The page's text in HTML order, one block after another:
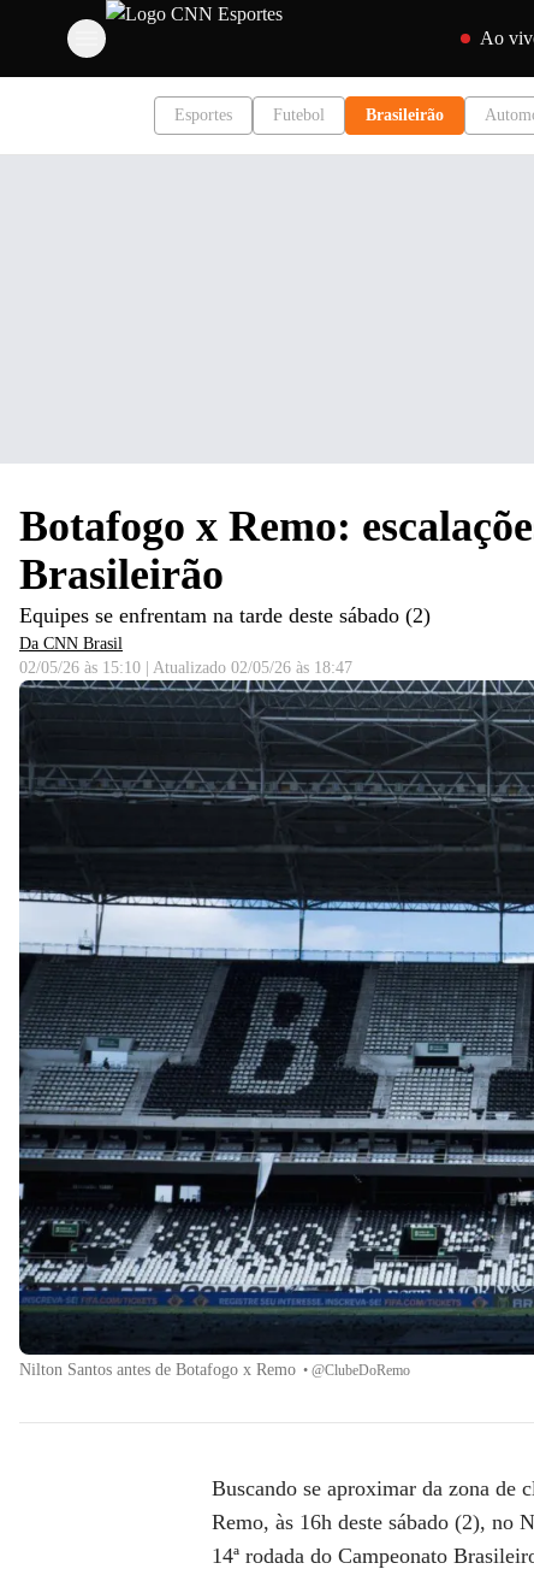
Pular para o
Ao
Esportes Futebol Brasileirão
Botafogo x Remo:
Brasileirão
Equipes se enfrentam na tarde deste sábado (2)
Da CNN Brasil
02/05/26 às 15:10
Atualizado 02/05/26 às 18:47
Nilton Santos antes de Botafogo x Remo • @ClubeDoRemo
Buscando se aproximar da zona de
Remo, às 16h deste sábado (2), no
14ª rodada do Campeonato